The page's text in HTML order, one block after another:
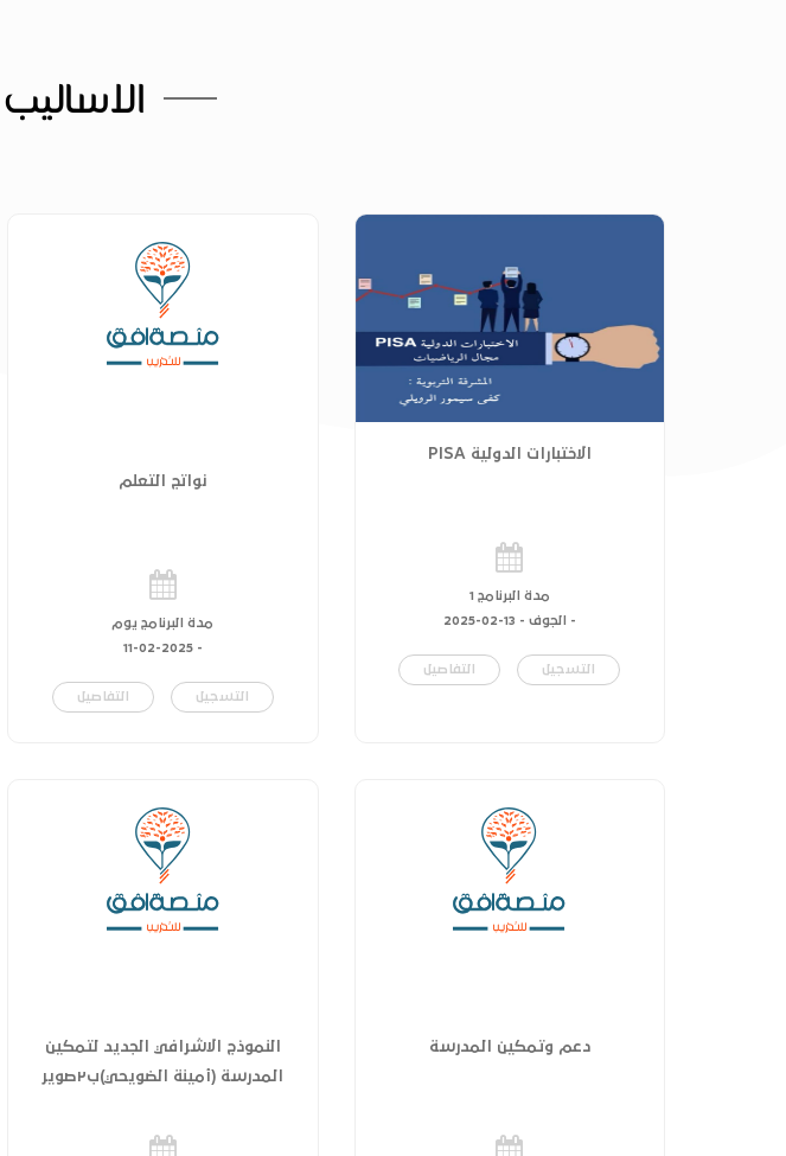
الاختبارات الدولية PISA
مدة البرنامج 1
- الجوف - 13-02-2025
التسجيل التفاصيل
نواتج التعلم
مدة البرنامج يوم
-
11-02-2025
التسجيل التفاصيل
دعم وتمكين المدرسة النموذج الاشرافي الجديد لتمكين
المدرسة (أمينة الضويحي)ب٢صوير